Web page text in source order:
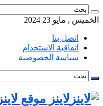
الخميس , مايو 23 2024
اتصل بنا
اتفاقية الاستخدام
سياسة الخصوصية
لاينز موقع لاينز